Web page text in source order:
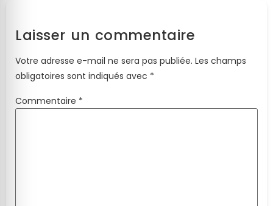
Laisser un commentaire
Votre adresse e-mail ne sera pas publiée. Les champs
obligatoires sont indiqués avec *
Commentaire *